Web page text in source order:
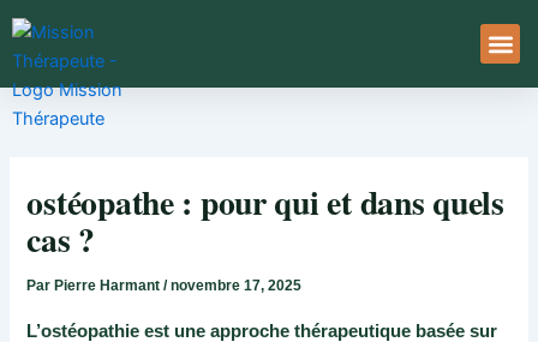
Aller
au
contenu
ostéopathe : pour qui et dans quels
cas ?
Par Pierre Harmant/novembre 17, 2025
L’ostéopathie est une approche thérapeutique basée sur